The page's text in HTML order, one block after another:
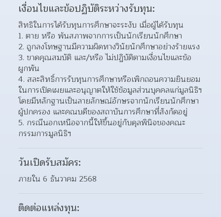
เงื่อนไขและข้อปฏิบัติระหว่างรับทุน:
สิทธิในการได้รับทุนการศึกษาจะระงับ เมื่อผู้ได้รับทุน
ตาย หรือ พ้นสภาพจากการเป็นนักเรียนนักศึกษา
ถูกลงโทษฐานมีความผิดทางวินัยนักศึกษาอย่างร้ายแรง
ขาดคุณสมบัติ และ/หรือ ไม่ปฏิบัติตามเงื่อนไขและข้อ
ผูกพัน
สละสิทธิ์การรับทุนการศึกษาหรือเพิกถอนความยินยอม
ในการเปิดเผยและอนุญาตให้ใช้ข้อมูลส่วนบุคคลแก่มูลนิธิฯ
โดยมีหลักฐานเป็นลายลักษณ์อักษรจากนักเรียนนักศึกษา
ผู้ปกครอง และคณบดีของสถาบันการศึกษาที่สังกัดอยู่
กรณีนอกเหนือจากนี้ให้ขึ้นอยู่กับดุลพินิจของคณะ
กรรมการมูลนิธิฯ
วันเปิดรับสมัคร:
ภายใน 6 ธันวาคม 2568
ติดต่อแหล่งทุน: